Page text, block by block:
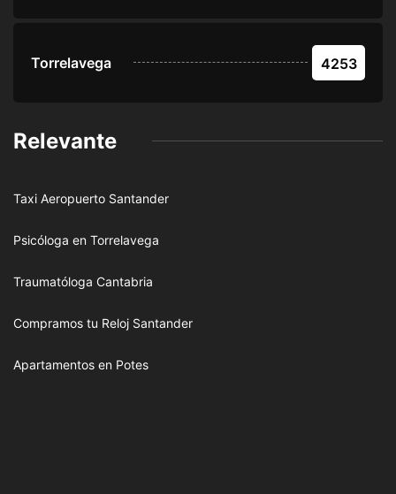
Torrelavega 4253
Relevante
Taxi Aeropuerto Santander
Psicóloga en Torrelavega
Traumatóloga Cantabria
Compramos tu Reloj Santander
Apartamentos en Potes